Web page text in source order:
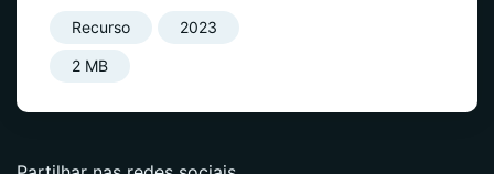
Recurso 2023
2 MB